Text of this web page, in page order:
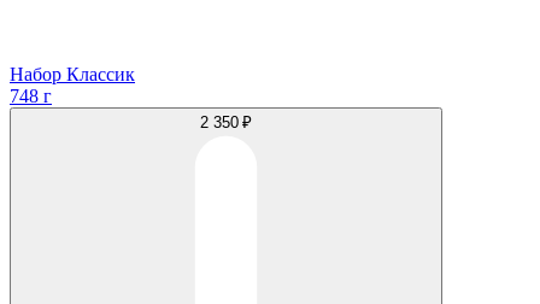
Набор Классик
748 г
2 350 ₽